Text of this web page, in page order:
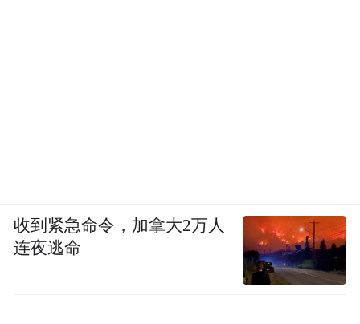
收到紧急命令，加拿大2万人
连夜逃命